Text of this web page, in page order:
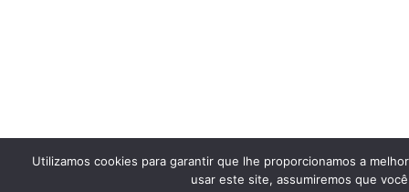
Utilizamos cookies para garantir que lhe proporcionamos a
usar este site, assumiremos que